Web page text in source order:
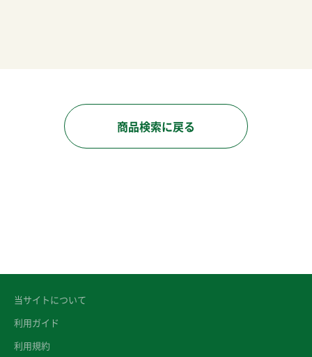
商品検索に戻る
当サイトについて
利用ガイド
利用規約